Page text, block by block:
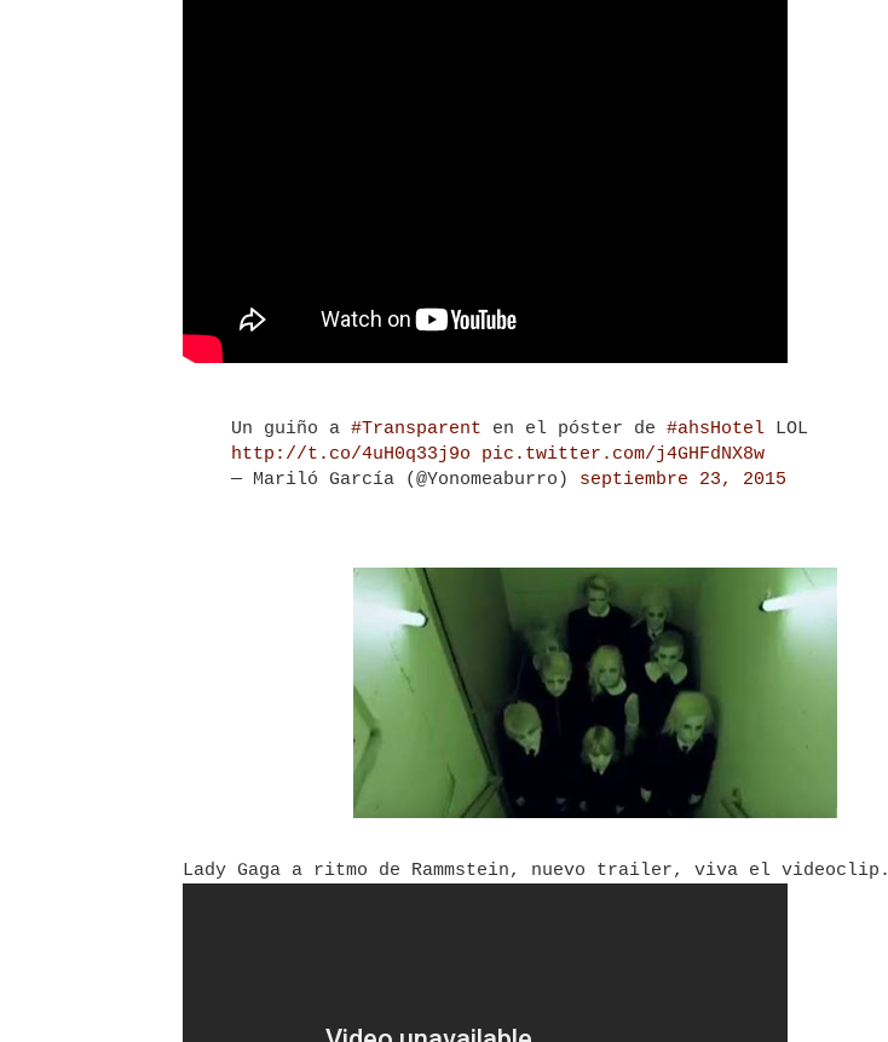
Un guiño a #Transparent en el póster de #ahsHotel LOL
http://t.co/4uH0q33j9o
pic.twitter.com/j4GHFdNX8w
— Mariló García (@Yonomeaburro) septiembre 23, 2015
Lady Gaga a ritmo de Rammstein, nuevo trailer, viva el videoclip.